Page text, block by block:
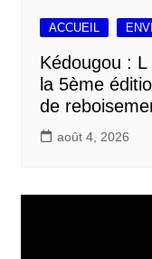
ACCUEIL
Kédougou :
la 5ème
de
août 4, 2026